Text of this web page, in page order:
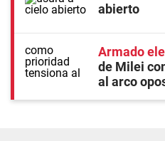
abierto
Armado
de Milei
al arco